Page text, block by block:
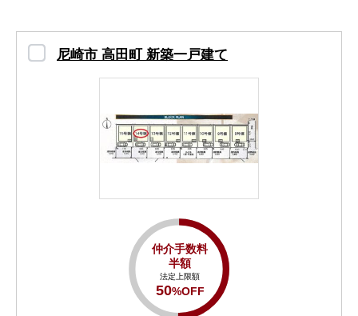
尼崎市 高田町 新築一戸建て
仲介手数料
半額
法定上限額
50%OFF